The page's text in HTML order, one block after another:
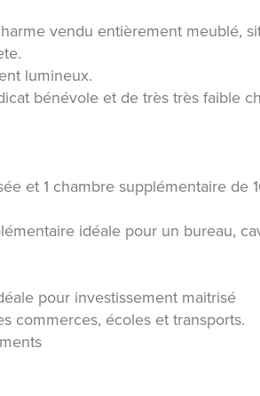
vendu entièrement meublé,
lumineux.
bénévole et de très très faible
et 1 chambre supplémentaire de
idéale pour un bureau,
pour investissement maitrisé
commerces, écoles et transports.